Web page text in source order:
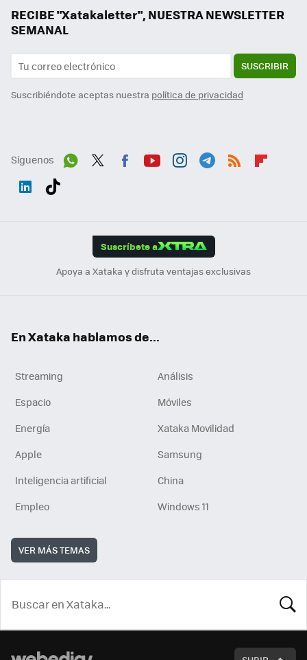
RECIBE "Xatakaletter", NUESTRA NEWSLETTER
SEMANAL
SUSCRIBIR
Suscribiéndote aceptas nuestra política de privacidad
Síguenos
Suscríbete a
Apoya a Xataka y disfruta ventajas exclusivas
En Xataka hablamos de...
Streaming
Análisis
Espacio
Móviles
Energía
Xataka Movilidad
Apple
Samsung
Inteligencia artificial
China
Empleo
Windows 11
VER MÁS TEMAS